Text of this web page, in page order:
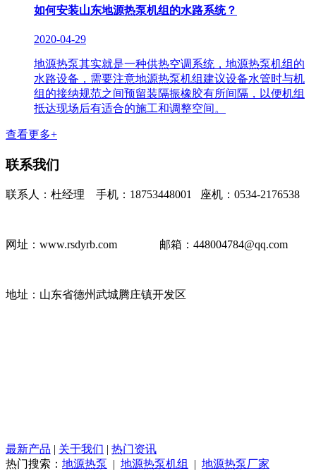
如何安装山东地源热泵机组的水路系统？
2020-04-29
地源热泵其实就是一种供热空调系统，地源热泵机组的
水路设备，需要注意地源热泵机组建议设备水管时与机
组的接纳规范之间预留装隔振橡胶有所间隔，以便机组
抵达现场后有适合的施工和调整空间。
查看更多+
联系我们
联系人：杜经理 手机：18753448001 座机：0534-2176538
网址：www.rsdyrb.com 邮箱：448004784@qq.com
地址：山东省德州武城腾庄镇开发区
最新产品 | 关于我们 | 热门资讯
热门搜索： 地源热泵 | 地源热泵机组 | 地源热泵厂家